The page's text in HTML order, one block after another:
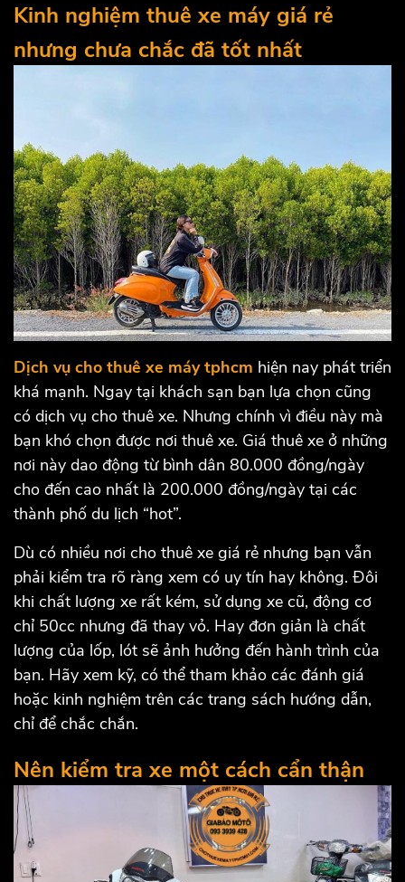
Kinh nghiệm thuê xe máy giá rẻ
nhưng chưa chắc đã tốt nhất
Dịch vụ cho thuê xe máy tphcm hiện nay phát triển
khá mạnh. Ngay tại khách sạn bạn lựa chọn cũng
có dịch vụ cho thuê xe. Nhưng chính vì điều này mà
bạn khó chọn được nơi thuê xe. Giá thuê xe ở những
nơi này dao động từ bình dân 80.000 đồng/ngày
cho đến cao nhất là 200.000 đồng/ngày tại các
thành phố du lịch “hot”.
Dù có nhiều nơi cho thuê xe giá rẻ nhưng bạn vẫn
phải kiểm tra rõ ràng xem có uy tín hay không. Đôi
khi chất lượng xe rất kém, sử dụng xe cũ, động cơ
chỉ 50cc nhưng đã thay vỏ. Hay đơn giản là chất
lượng của lốp, lót sẽ ảnh hưởng đến hành trình của
bạn. Hãy xem kỹ, có thể tham khảo các đánh giá
hoặc kinh nghiệm trên các trang sách hướng dẫn,
chỉ để chắc chắn.
Nên kiểm tra xe một cách cẩn thận